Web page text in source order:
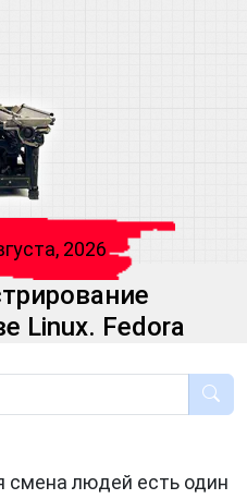
2026
Linux. Fedora
смена людей есть один